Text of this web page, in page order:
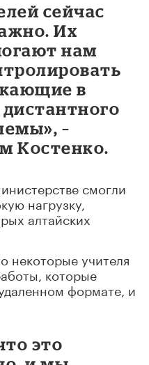
сейчас
Их
нам
в
–
Костенко.
смогли
нагрузку,
алтайских
некоторые учителя
которые
формате, и
это